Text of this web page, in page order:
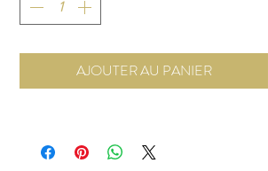
AJOUTER AU PANIER